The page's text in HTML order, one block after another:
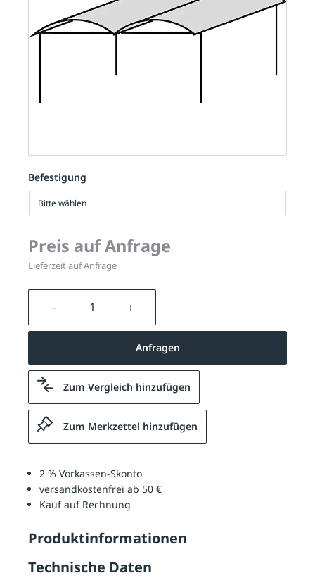
Befestigung
Bitte wählen
Preis auf Anfrage
Lieferzeit auf Anfrage
Produkt Anzahl: Gib den
Anfragen
Zum Vergleich hinzufügen
Zum Merkzettel hinzufügen
2 % Vorkassen-Skonto
versandkostenfrei ab 50 €
Kauf auf Rechnung
Produktinformationen
Technische Daten